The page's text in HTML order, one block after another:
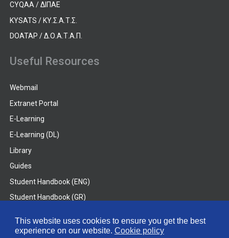
This website uses cookies to ensure you get the best
experience on our website. Cookie policy
CYQAA / ΔΙΠΑΕ
KYSATS / ΚΥ.Σ.Α.Τ.Σ.
DOATAP / Δ.Ο.Α.Τ.Α.Π.
Useful Resources
Webmail
Extranet Portal
E-Learning
E-Learning (DL)
Library
Guides
Student Handbook (ENG)
Student Handbook (GR)